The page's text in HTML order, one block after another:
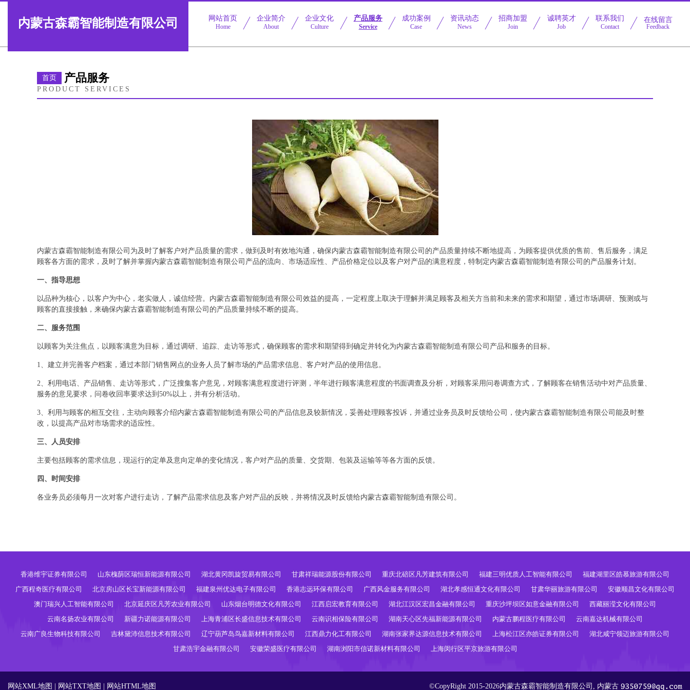
内蒙古森霸智能制造有限公司 网站首页
Home
企业简介
About
企业文化
Culture
产品服务
Service
成功案例
Case
资讯动态
News
招商加盟
Join
诚聘英才
Job
联系我们
Contact
在线留言
Feedback
首页 产品服务
PRODUCT SERVICES
内蒙古森霸智能制造有限公司为及时了解客户对产品质量的需求，做到及时有效地沟通，确保内蒙古森霸智能制造有限公司的产品质量持续不断地提高，为顾客提供优质的售前、售后服务，满足
顾客各方面的需求，及时了解并掌握内蒙古森霸智能制造有限公司产品的流向、市场适应性、产品价格定位以及客户对产品的满意程度，特制定内蒙古森霸智能制造有限公司的产品服务计划。
一、指导思想
以品种为核心，以客户为中心，老实做人，诚信经营。内蒙古森霸智能制造有限公司效益的提高，一定程度上取决于理解并满足顾客及相关方当前和未来的需求和期望，通过市场调研、预测或与
顾客的直接接触，来确保内蒙古森霸智能制造有限公司的产品质量持续不断的提高。
二、服务范围
以顾客为关注焦点，以顾客满意为目标，通过调研、追踪、走访等形式，确保顾客的需求和期望得到确定并转化为内蒙古森霸智能制造有限公司产品和服务的目标。
1、建立并完善客户档案，通过本部门销售网点的业务人员了解市场的产品需求信息、客户对产品的使用信息。
2、利用电话、产品销售、走访等形式，广泛搜集客户意见，对顾客满意程度进行评测，半年进行顾客满意程度的书面调查及分析，对顾客采用问卷调查方式，了解顾客在销售活动中对产品质量、
服务的意见要求，问卷收回率要求达到50%以上，并有分析活动。
3、利用与顾客的相互交往，主动向顾客介绍内蒙古森霸智能制造有限公司的产品信息及较新情况，妥善处理顾客投诉，并通过业务员及时反馈给公司，使内蒙古森霸智能制造有限公司能及时整
改，以提高产品对市场需求的适应性。
三、人员安排
主要包括顾客的需求信息，现运行的定单及意向定单的变化情况，客户对产品的质量、交货期、包装及运输等等各方面的反馈。
四、时间安排
各业务员必须每月一次对客户进行走访，了解产品需求信息及客户对产品的反映，并将情况及时反馈给内蒙古森霸智能制造有限公司。
香港维宇证券有限公司 山东槐荫区瑞恒新能源有限公司 湖北黄冈凯旋贸易有限公司 甘肃祥瑞能源股份有限公司 重庆北碚区凡芳建筑有限公司 福建三明优质人工智能有限公司
福建湖里区皓慕旅游有限公司
广西程奇医疗有限公司
北京房山区长宝新能源有限公司 福建泉州优达电子有限公司 香港志远环保有限公司 广西风金服务有限公司 湖北孝感恒通文化有限公司 甘肃华丽旅游有限公司
安徽顺昌文化有限公司
澳门瑞兴人工智能有限公司
北京延庆区凡芳农业有限公司 山东烟台明德文化有限公司 江西启宏教育有限公司 湖北江汉区宏昌金融有限公司 重庆沙坪坝区如意金融有限公司
西藏丽滢文化有限公司
云南名扬农业有限公司
新疆力诺能源有限公司 上海青浦区长盛信息技术有限公司 云南识相保险有限公司 湖南天心区先福新能源有限公司 内蒙古鹏程医疗有限公司
云南嘉达机械有限公司
云南广良生物科技有限公司
吉林黛沛信息技术有限公司 辽宁葫芦岛鸟嘉新材料有限公司 江西鼎力化工有限公司 湖南张家界达源信息技术有限公司 上海松江区亦皓证券有限公司
湖北咸宁领迈旅游有限公司
甘肃浩宇金融有限公司
安徽荣盛医疗有限公司 湖南浏阳市信诺新材料有限公司 上海闵行区平京旅游有限公司
网站XML地图 网站TXT地图 网站HTML地图 ©CopyRight 2015-2026内蒙古森霸智能制造有限公司, 内蒙古